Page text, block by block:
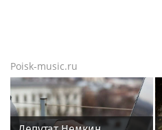
Poisk-music.ru